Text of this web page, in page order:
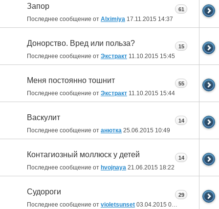
Запор
Последнее сообщение от Alximiya 17.11.2015 14:37
61
Донорство. Вред или польза?
Последнее сообщение от Экстракт 11.10.2015 15:45
15
Меня постоянно тошнит
Последнее сообщение от Экстракт 11.10.2015 15:44
55
Васкулит
Последнее сообщение от анютка 25.06.2015 10:49
14
Контагиозный моллюск у детей
Последнее сообщение от hvojnaya 21.06.2015 18:22
14
Судороги
Последнее сообщение от violetsunset 03.04.2015 00:14
29